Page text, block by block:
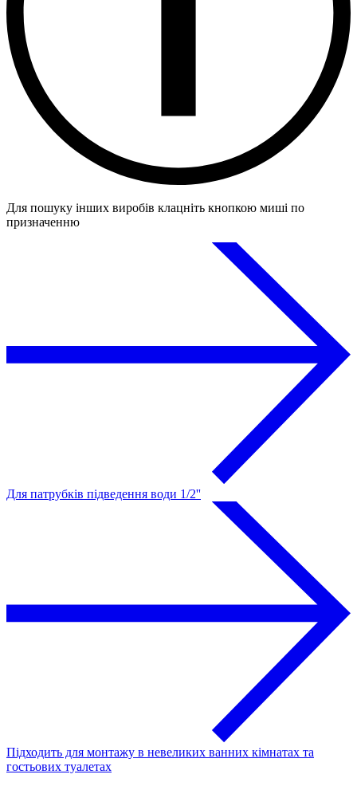
Для пошуку інших виробів клацніть кнопкою миші по
призначенню
Для патрубків підведення води 1/2''
Підходить для монтажу в невеликих ванних кімнатах та
гостьових туалетах